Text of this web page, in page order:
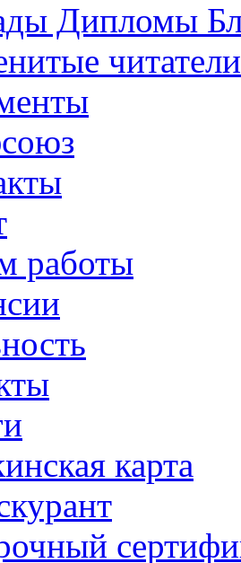
Дипломы
работы
карта